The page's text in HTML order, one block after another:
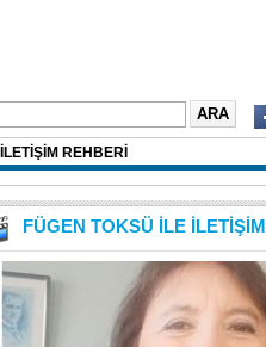
İLETİŞİM REHBERİ
FÜGEN TOKSÜ İLE İLETİŞİM